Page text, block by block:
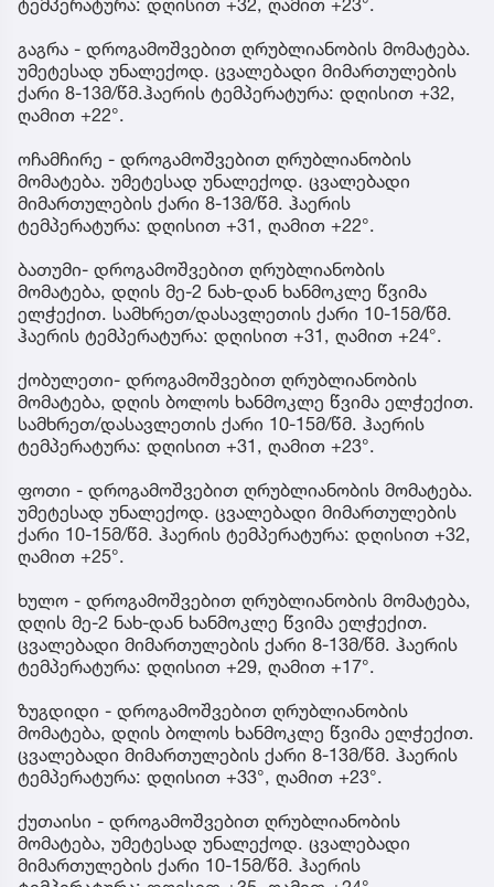
გაგრა - დროგამოშვებით ღრუბლიანობის მომატება.
უმეტესად უნალექოდ. ცვალებადი მიმართულების
ქარი 8-13მ/წმ.ჰაერის ტემპერატურა: დღისით +32,
ღამით +22°.
ოჩამჩირე - დროგამოშვებით ღრუბლიანობის
მომატება. უმეტესად უნალექოდ. ცვალებადი
მიმართულების ქარი 8-13მ/წმ. ჰაერის
ტემპერატურა: დღისით +31, ღამით +22°.
ბათუმი- დროგამოშვებით ღრუბლიანობის
მომატება, დღის მე-2 ნახ-დან ხანმოკლე წვიმა
ელჭექით. სამხრეთ/დასავლეთის ქარი 10-15მ/წმ.
ჰაერის ტემპერატურა: დღისით +31, ღამით +24°.
ქობულეთი- დროგამოშვებით ღრუბლიანობის
მომატება, დღის ბოლოს ხანმოკლე წვიმა ელჭექით.
სამხრეთ/დასავლეთის ქარი 10-15მ/წმ. ჰაერის
ტემპერატურა: დღისით +31, ღამით +23°.
ფოთი - დროგამოშვებით ღრუბლიანობის მომატება.
უმეტესად უნალექოდ. ცვალებადი მიმართულების
ქარი 10-15მ/წმ. ჰაერის ტემპერატურა: დღისით +32,
ღამით +25°.
ხულო - დროგამოშვებით ღრუბლიანობის მომატება,
დღის მე-2 ნახ-დან ხანმოკლე წვიმა ელჭექით.
ცვალებადი მიმართულების ქარი 8-13მ/წმ. ჰაერის
ტემპერატურა: დღისით +29, ღამით +17°.
ზუგდიდი - დროგამოშვებით ღრუბლიანობის
მომატება, დღის ბოლოს ხანმოკლე წვიმა ელჭექით.
ცვალებადი მიმართულების ქარი 8-13მ/წმ. ჰაერის
ტემპერატურა: დღისით +33°, ღამით +23°.
ქუთაისი - დროგამოშვებით ღრუბლიანობის
მომატება, უმეტესად უნალექოდ. ცვალებადი
მიმართულების ქარი 10-15მ/წმ. ჰაერის